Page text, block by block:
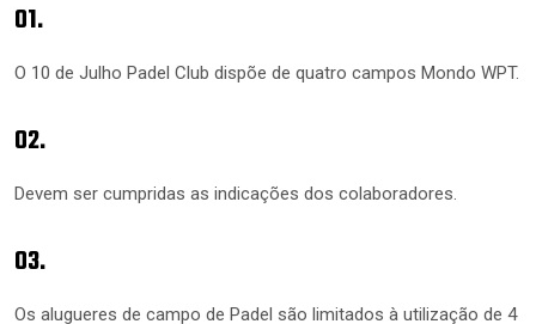
01.
O 10 de Julho Padel Club dispõe de quatro campos Mondo WPT.
02.
Devem ser cumpridas as indicações dos colaboradores.
03.
Os alugueres de campo de Padel são limitados à utilização de 4